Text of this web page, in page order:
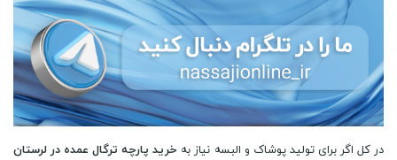
در کل اگر برای تولید پوشاک و البسه نیاز به خرید پارچه ترگال عمده در لرستان